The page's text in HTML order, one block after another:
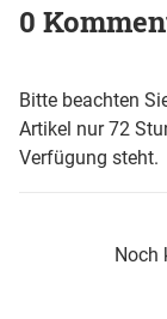
0
Bitte beachten
Artikel nur 72
Verfügung steht.
Noch